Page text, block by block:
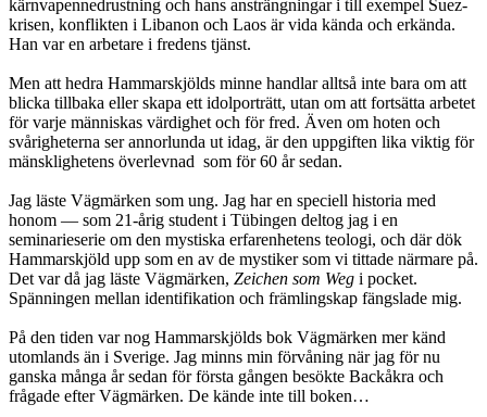
kärnvapennedrustning och hans ansträngningar i till exempel Suez-
krisen, konflikten i Libanon och Laos är vida kända och erkända.
Han var en arbetare i fredens tjänst.
Men att hedra Hammarskjölds minne handlar alltså inte bara om att
blicka tillbaka eller skapa ett idolporträtt, utan om att fortsätta arbetet
för varje människas värdighet och för fred. Även om hoten och
svårigheterna ser annorlunda ut idag, är den uppgiften lika viktig för
mänsklighetens överlevnad som för 60 år sedan.
Jag läste Vägmärken som ung. Jag har en speciell historia med
honom — som 21-årig student i Tübingen deltog jag i en
seminarieserie om den mystiska erfarenhetens teologi, och där dök
Hammarskjöld upp som en av de mystiker som vi tittade närmare på.
Det var då jag läste Vägmärken, Zeichen som Weg i pocket.
Spänningen mellan identifikation och främlingskap fängslade mig.
På den tiden var nog Hammarskjölds bok Vägmärken mer känd
utomlands än i Sverige. Jag minns min förvåning när jag för nu
ganska många år sedan för första gången besökte Backåkra och
frågade efter Vägmärken. De kände inte till boken…